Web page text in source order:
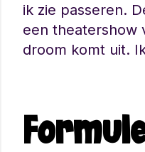
ik zie passeren.
een theatershow
droom komt uit.